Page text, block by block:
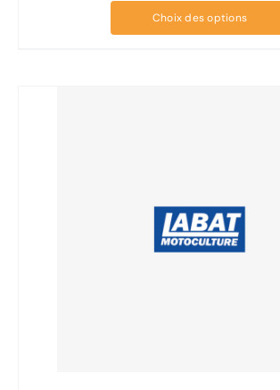
Choix des options